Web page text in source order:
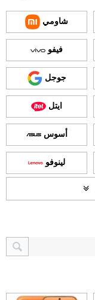
شاومي
فيفو
جوجل
ايتل
أسوس
لينوفو